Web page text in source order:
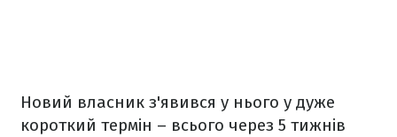
Новий власник з'явився у нього у дуже
короткий термін – всього через 5 тижнів